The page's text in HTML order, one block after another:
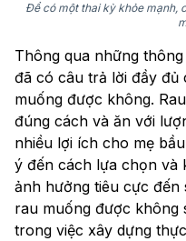
Để có một thai kỳ khỏe mạnh,
Thông qua những
đã có câu trả lời đầy đủ
muống được không.
đúng cách và ăn với
nhiều lợi ích cho mẹ
ý đến cách lựa chọn và
ảnh hưởng tiêu cực
rau muống được không
trong việc xây dựng